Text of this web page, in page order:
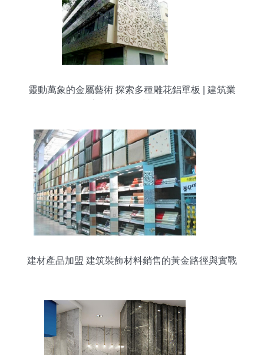
靈動萬象的金屬藝術 探索多種雕花鋁單板 | 建筑業
建材產品加盟 建筑裝飾材料銷售的黃金路徑與實戰